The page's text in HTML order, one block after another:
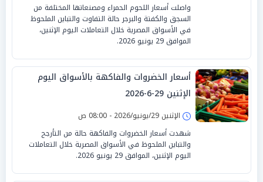
واصلت أسعار اللحوم الحمراء ومصنعاتها المختلفة من
السجق والكفتة والبرجر حالة التفاوت والتباين الملحوظ
في الأسواق المصرية خلال التعاملات اليوم الإثنين،
الموافق 29 يونيو 2026.
أسعار الخضروات والفاكهة بالأسواق اليوم
الإثنين 29-6-2026
الإثنين 29/يونيو/2026 - 08:00 ص
شهدت أسعار الخضروات والفاكهة حالة من التأرجح
والتباين الملحوظ في الأسواق المصرية خلال التعاملات
اليوم الإثنين، الموافق 29 يونيو 2026.